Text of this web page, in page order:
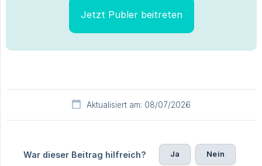
Jetzt Publer beitreten
Aktualisiert am: 08/07/2026
War dieser Beitrag hilfreich? Ja Nein